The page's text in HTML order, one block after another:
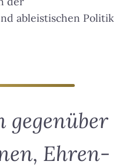
ableistischen Politik
gegenüber
Ehren-